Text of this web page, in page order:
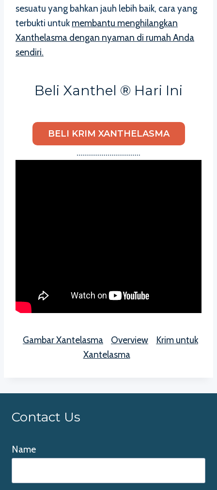
sesuatu yang bahkan jauh lebih baik, cara yang
terbukti untuk membantu menghilangkan
Xanthelasma dengan nyaman di rumah Anda
sendiri.
Beli Xanthel ® Hari Ini
BELI KRIM XANTHELASMA
……………………………
Gambar Xantelasma Overview
Krim untuk
Xantelasma
Contact Us
Name